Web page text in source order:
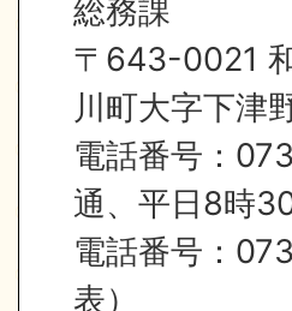
総務課
〒643-0021
川町大字下津
電話番号：
通、平日8時
電話番号：
表）